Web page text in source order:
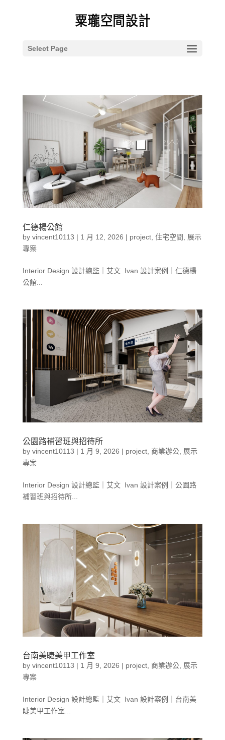
Select Page
仁德楊公館
by vincent10113 | 1 月 12, 2026 | project, 住宅空間
展示
專案
Interior Design 設計總監｜艾文 Ivan 設計案例｜仁德楊
公館...
公園路補習班與招待所
by vincent10113 | 1 月 9, 2026 | project, 商業辦公, 展示
專案
Interior Design 設計總監｜艾文 Ivan 設計案例｜公園路
補習班與招待所...
台南美睫美甲工作室
by vincent10113 | 1 月 9, 2026 | project, 商業辦公, 展示
專案
Interior Design 設計總監｜艾文 Ivan 設計案例｜台南美
睫美甲工作室...